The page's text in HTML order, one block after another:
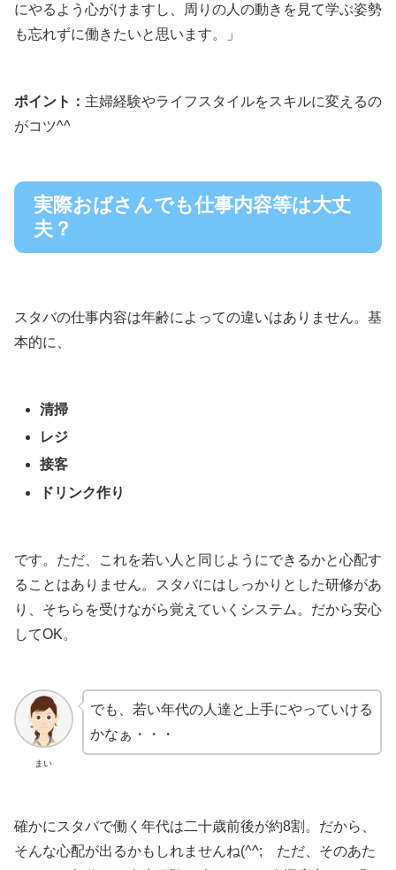
にやるよう心がけますし、周りの人の動きを見て学ぶ姿勢
も忘れずに働きたいと思います。」
ポイント： 主婦経験やライフスタイルをスキルに変えるの
がコツ^^
実際おばさんでも仕事内容等は大丈
夫？
スタバの仕事内容は年齢によっての違いはありません。基
本的に、
清掃
レジ
接客
ドリンク作り
です。ただ、これを若い人と同じようにできるかと心配す
ることはありません。スタバにはしっかりとした研修があ
り、そちらを受けながら覚えていくシステム。だから安心
してOK。
まい
でも、若い年代の人達と上手にやっていける
かなぁ・・・
確かにスタバで働く年代は二十歳前後が約8割。だから、
そんな心配が出るかもしれませんね(^^; ただ、そのあた